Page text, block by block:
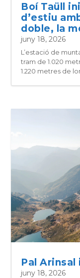
Boí Taüll
d’estiu
doble, la
juny 18, 2026
L’estació de
tram de 1.020
1.220 metres de
Pal Arinsal
juny 18, 2026